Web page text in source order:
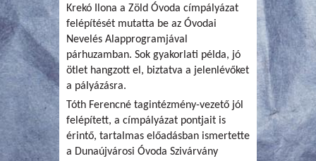
Krekó Ilona a Zöld Óvoda címpályázat
felépítését mutatta be az Óvodai
Nevelés Alapprogramjával
párhuzamban. Sok gyakorlati példa, jó
ötlet hangzott el, biztatva a jelenlévőket
a pályázásra.
Tóth Ferencné tagintézmény-vezető jól
felépített, a címpályázat pontjait is
érintő, tartalmas előadásban ismertette
a Dunaújvárosi Óvoda Szivárvány